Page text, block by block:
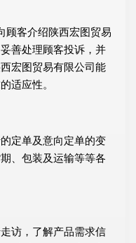
顾客介绍陕西宏图贸易
善处理顾客投诉，并
宏图贸易有限公司能
适应性。
定单及意向定单的变
、包装及运输等等各
访，了解产品需求信